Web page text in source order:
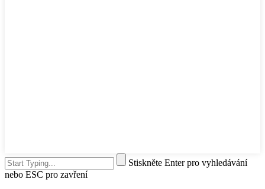
Stiskněte Enter pro vyhledávání
nebo ESC pro zavření